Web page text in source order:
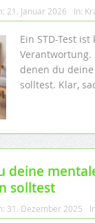
21. Januar 2026 In:
Ein STD-Test
Verantwortung.
denen du
solltest. Klar,
deine
solltest
31. Dezember 2025